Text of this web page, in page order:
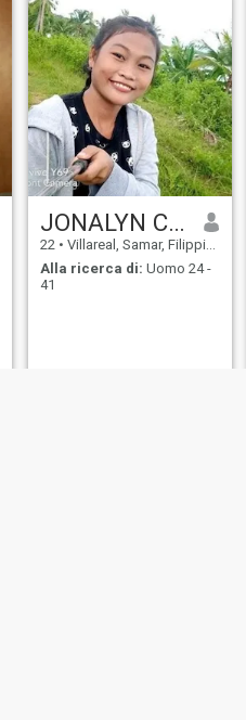
JONALYN CUTEYY
22 • Villareal, Samar, Filippine
Alla ricerca di: Uomo 24 -
41